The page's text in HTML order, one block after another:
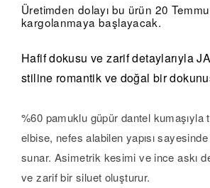
Üretimden dolayı bu ürün 20
kargolanmaya başlayacak.
Hafif dokusu ve zarif detaylarıyla
stiline romantik ve doğal bir
%60 pamuklu güpür dantel kumaşıyla
elbise, nefes alabilen yapısı
sunar. Asimetrik kesimi ve ince askı
ve zarif bir siluet oluşturur.